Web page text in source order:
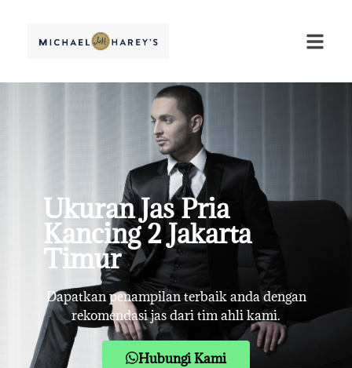
Ukuran Jas Pria
Kancing 2 Jakarta
Timur
Dapatkan penampilan terbaik anda dengan
rekomendasi jas dari tim ahli kami.
Hubungi Kami